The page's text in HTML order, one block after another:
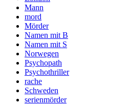
Mann
mord
Mörder
Namen mit B
Namen mit S
Norwegen
Psychopath
Psychothriller
rache
Schweden
serienmörder